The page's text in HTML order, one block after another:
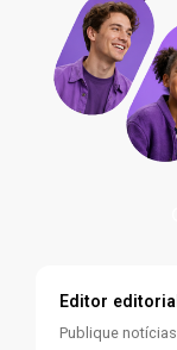
Editor
Publique